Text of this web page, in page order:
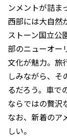
ンメントが詰ま
西部には大自然
ストーン国立公
部のニューオー
文化が魅力。旅
しみながら、そ
るだろう。車で
ならではの贅沢
なお、新着のア
しい。